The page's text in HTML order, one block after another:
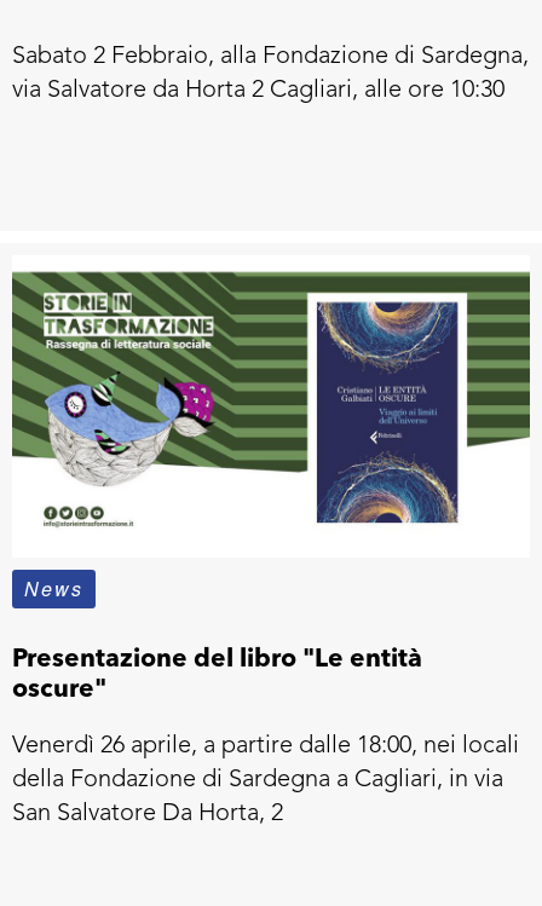
Sabato 2 Febbraio, alla Fondazione di Sardegna,
via Salvatore da Horta 2 Cagliari, alle ore 10:30
News
Presentazione del libro "Le entità
oscure"
Venerdì 26 aprile, a partire dalle 18:00, nei locali
della Fondazione di Sardegna a Cagliari, in via
San Salvatore Da Horta, 2